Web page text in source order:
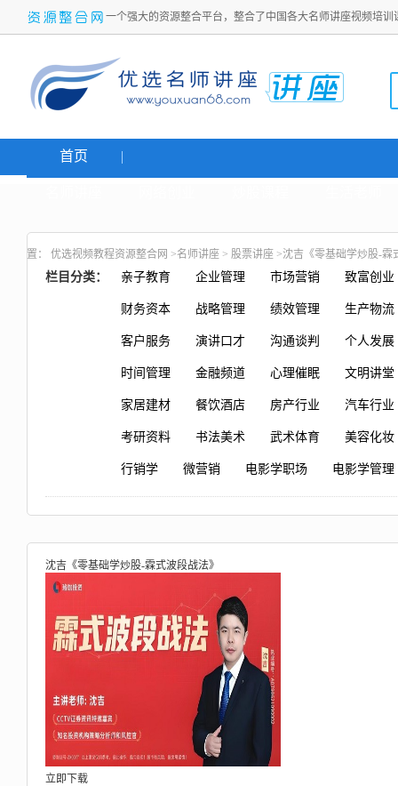
一个强大的资源整合平台，整合了中国各大名师讲座视频培
首页
置： 优选视频教程资源整合网 >名师讲座 > 股票讲座 >沈吉《零基础学炒股-霖
栏目分类： 亲子教育 企业管理 市场营销 致富创业
财务资本 战略管理 绩效管理 生产物流
客户服务 演讲口才 沟通谈判 个人发展
时间管理 金融频道 心理催眠 文明讲堂
家居建材 餐饮酒店 房产行业 汽车行业
考研资料 书法美术 武术体育 美容化妆
行销学 微营销 电影学职场 电影学管理
沈吉《零基础学炒股-霖式波段战法》
立即下载